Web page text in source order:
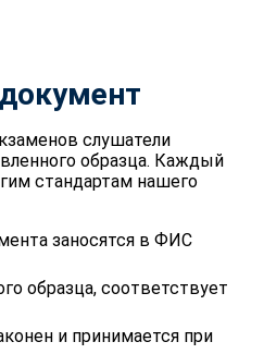
слушатели
образца. Каждый
стандартам нашего
заносятся в ФИС
образца, соответствует
и принимается при